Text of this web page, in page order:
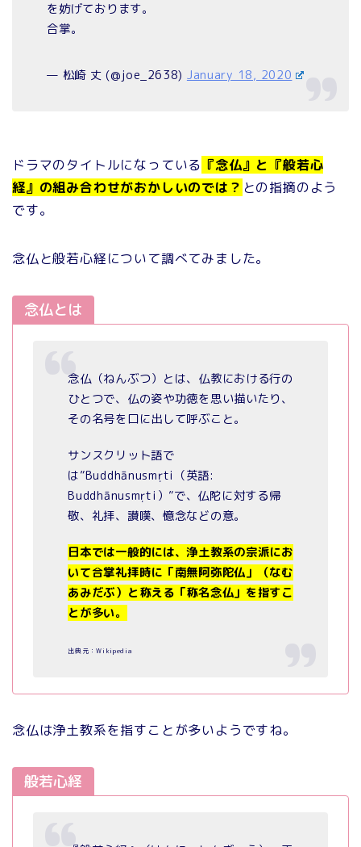
を妨げております。
合掌。
— 松崎 丈 (@joe_2638) January 18, 2020
ドラマのタイトルになっている 『念仏』と『般若心
経』の組み合わせがおかしいのでは？ との指摘のよう
です。
念仏と般若心経について調べてみました。
念仏とは
念仏（ねんぶつ）とは、仏教における行の
ひとつで、仏の姿や功徳を思い描いたり、
その名号を口に出して呼ぶこと。
サンスクリット語で
は”Buddhānusmṛti（英語:
Buddhānusmṛti）”で、仏陀に対する帰
敬、礼拝、讃嘆、憶念などの意。
日本では一般的には、浄土教系の宗派にお
いて合掌礼拝時に「南無阿弥陀仏」（なむ
あみだぶ）と称える「称名念仏」を指すこ
とが多い。
出典元：Wikipedia
念仏は浄土教系を指すことが多いようですね。
般若心経